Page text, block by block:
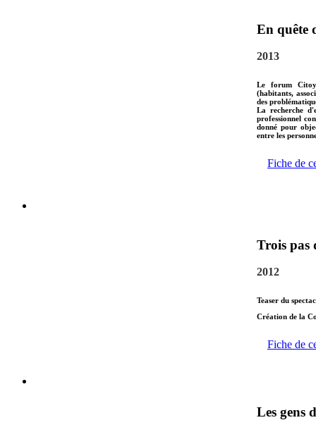
En quête
2013
Le forum
(habitants,
des
La recherche
professionnel
donné pour
entre les
Fiche de
Trois pas
2012
Teaser du
Création de la
Fiche de
Les gens